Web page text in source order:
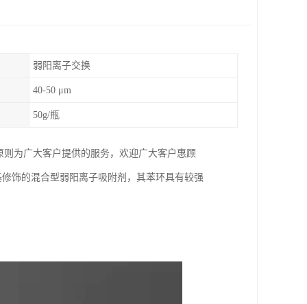
弱阳离子交换
40-50 μm
50g/瓶
为广大客户提供的服务，欢迎广大客户惠顾
饰的混合型弱阳离子吸附剂，其苯环具有较强